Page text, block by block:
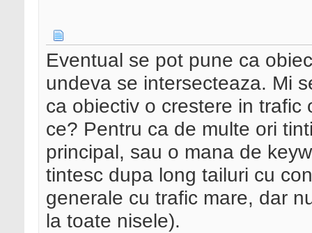
Eventual se pot pune ca
undeva se intersecteaza. Mi
ca obiectiv o crestere in
ce? Pentru ca de multe ori
principal, sau o mana de
tintesc dupa long tailuri cu
generale cu trafic mare, dar
la toate nisele).